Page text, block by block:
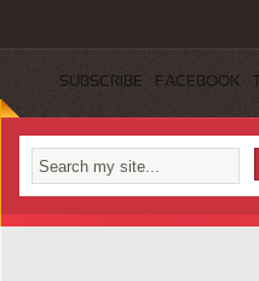
SUBSCRIBE FACEBOOK